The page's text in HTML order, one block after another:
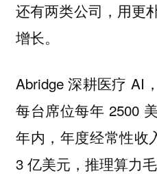
还有两类公司，用更
增长。
Abridge 深耕医疗 AI
每台席位每年 2500
年内，年度经常性收
3 亿美元，推理算力